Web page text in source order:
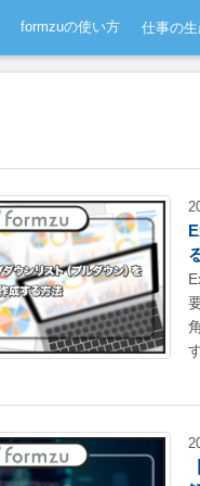
formzuの使い方 仕事の